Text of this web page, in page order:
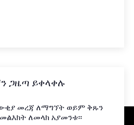
ጋዜጣ ይቀላቀሉ
መረጃ ለማግኘት ወይም ቅጹን
ለመላክ አያመንቱ፡፡